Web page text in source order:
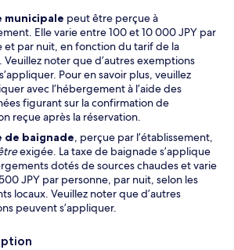
municipale peut être perçue à
Elle varie entre 100 et 10 000 JPY par
et par nuit, en fonction du tarif de la
Veuillez noter que d’autres exemptions
Pour en savoir plus, veuillez
avec l’hébergement à l’aide des
figurant sur la confirmation de
reçue après la réservation.
de baignade, perçue par l’établissement,
exigée. La taxe de baignade s’applique
dotés de sources chaudes et varie
JPY par personne, par nuit, selon les
locaux. Veuillez noter que d’autres
peuvent s’appliquer.